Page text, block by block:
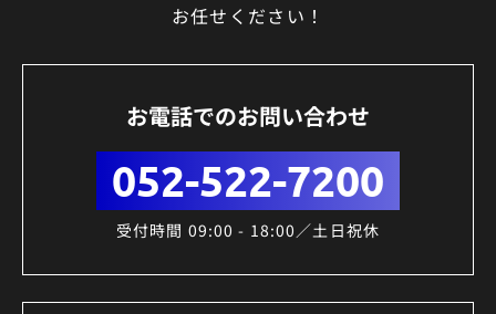
お任せください！
お電話でのお問い合わせ
052-522-7200
受付時間 09:00 - 18:00／土日祝休